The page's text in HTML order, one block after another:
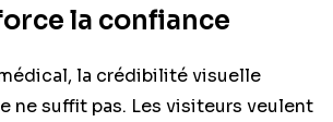
la confiance
la crédibilité visuelle
ne suffit pas. Les visiteurs veulent